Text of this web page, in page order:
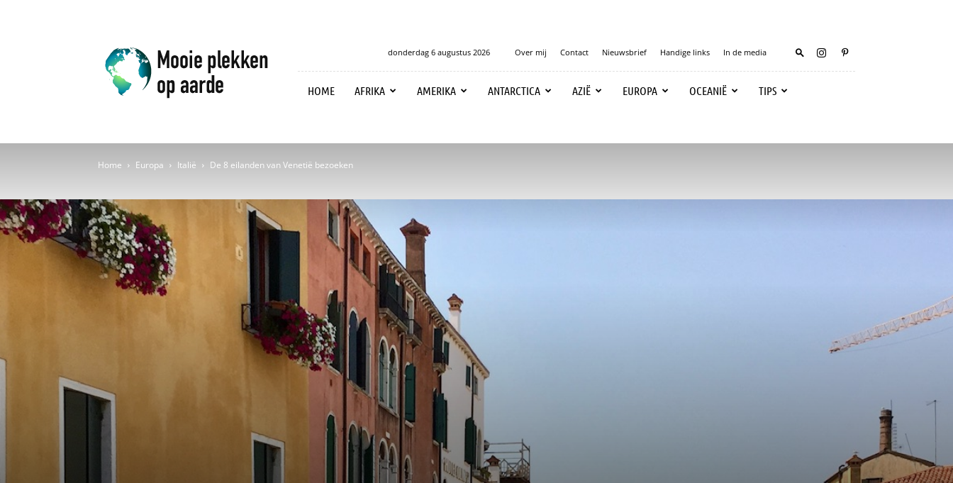
Mooie
plekken
op
aarde
donderdag 6 augustus 2026 Over mij Contact Nieuwsbrief Handige links In de media
HOME AFRIKA AMERIKA ANTARCTICA AZIË EUROPA OCEANIË TIPS
Home Europa Italië De 8 eilanden van Venetië bezoeken